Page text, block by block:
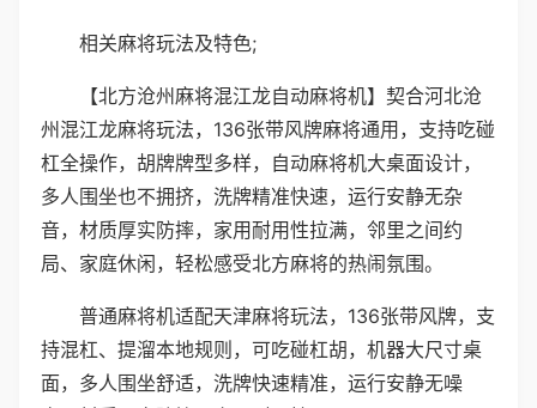
相关麻将玩法及特色;
【北方沧州麻将混江龙自动麻将机】契合河北沧
州混江龙麻将玩法，136张带风牌麻将通用，支持吃碰
杠全操作，胡牌牌型多样，自动麻将机大桌面设计，
多人围坐也不拥挤，洗牌精准快速，运行安静无杂
音，材质厚实防摔，家用耐用性拉满，邻里之间约
局、家庭休闲，轻松感受北方麻将的热闹氛围。
普通麻将机适配天津麻将玩法，136张带风牌，支
持混杠、提溜本地规则，可吃碰杠胡，机器大尺寸桌
面，多人围坐舒适，洗牌快速精准，运行安静无噪